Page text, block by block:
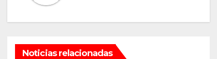
Noticias relacionadas